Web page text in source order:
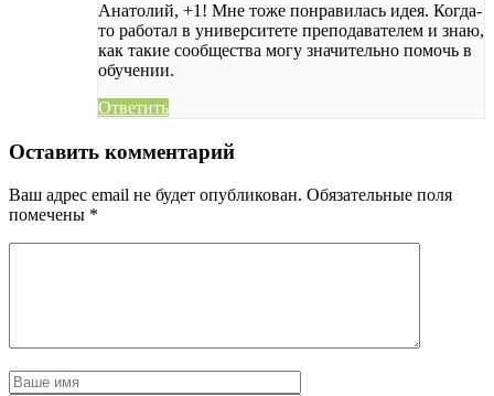
Анатолий, +1! Мне тоже понравилась идея. Когда-
то работал в университете преподавателем и знаю,
как такие сообщества могу значительно помочь в
обучении.
Ответить
Оставить комментарий
Ваш адрес email не будет опубликован. Обязательные поля
помечены *